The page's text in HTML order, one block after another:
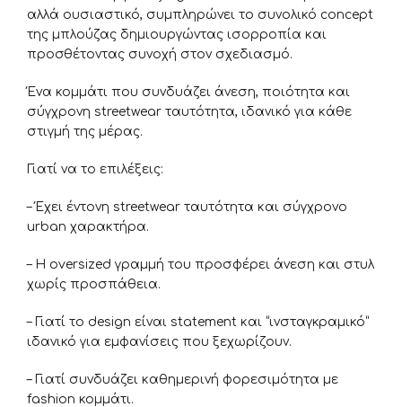
αλλά ουσιαστικό, συμπληρώνει το συνολικό concept
της μπλούζας δημιουργώντας ισορροπία και
προσθέτοντας συνοχή στον σχεδιασμό.
Ένα κομμάτι που συνδυάζει άνεση, ποιότητα και
σύγχρονη streetwear ταυτότητα, ιδανικό για κάθε
στιγμή της μέρας.
Γιατί να το επιλέξεις:
– Έχει έντονη streetwear ταυτότητα και σύγχρονο
urban χαρακτήρα.
– Η oversized γραμμή του προσφέρει άνεση και στυλ
χωρίς προσπάθεια.
– Γιατί το design είναι statement και “ινσταγκραμικό”
ιδανικό για εμφανίσεις που ξεχωρίζουν.
– Γιατί συνδυάζει καθημερινή φορεσιμότητα με
fashion κομμάτι.